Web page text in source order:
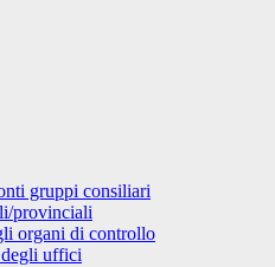
gruppi consiliari
provinciali
organi di controllo
uffici